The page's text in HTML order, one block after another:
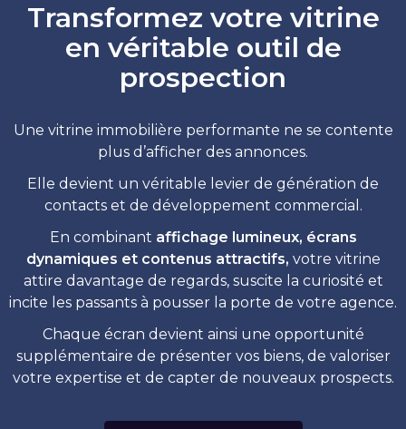
Transformez votre vitrine
en véritable outil de
prospection
Une vitrine immobilière performante ne se contente
plus d’afficher des annonces.
Elle devient un véritable levier de génération de
contacts et de développement commercial.
En combinant affichage lumineux, écrans
dynamiques et contenus attractifs, votre vitrine
attire davantage de regards, suscite la curiosité et
incite les passants à pousser la porte de votre agence.
Chaque écran devient ainsi une opportunité
supplémentaire de présenter vos biens, de valoriser
votre expertise et de capter de nouveaux prospects.